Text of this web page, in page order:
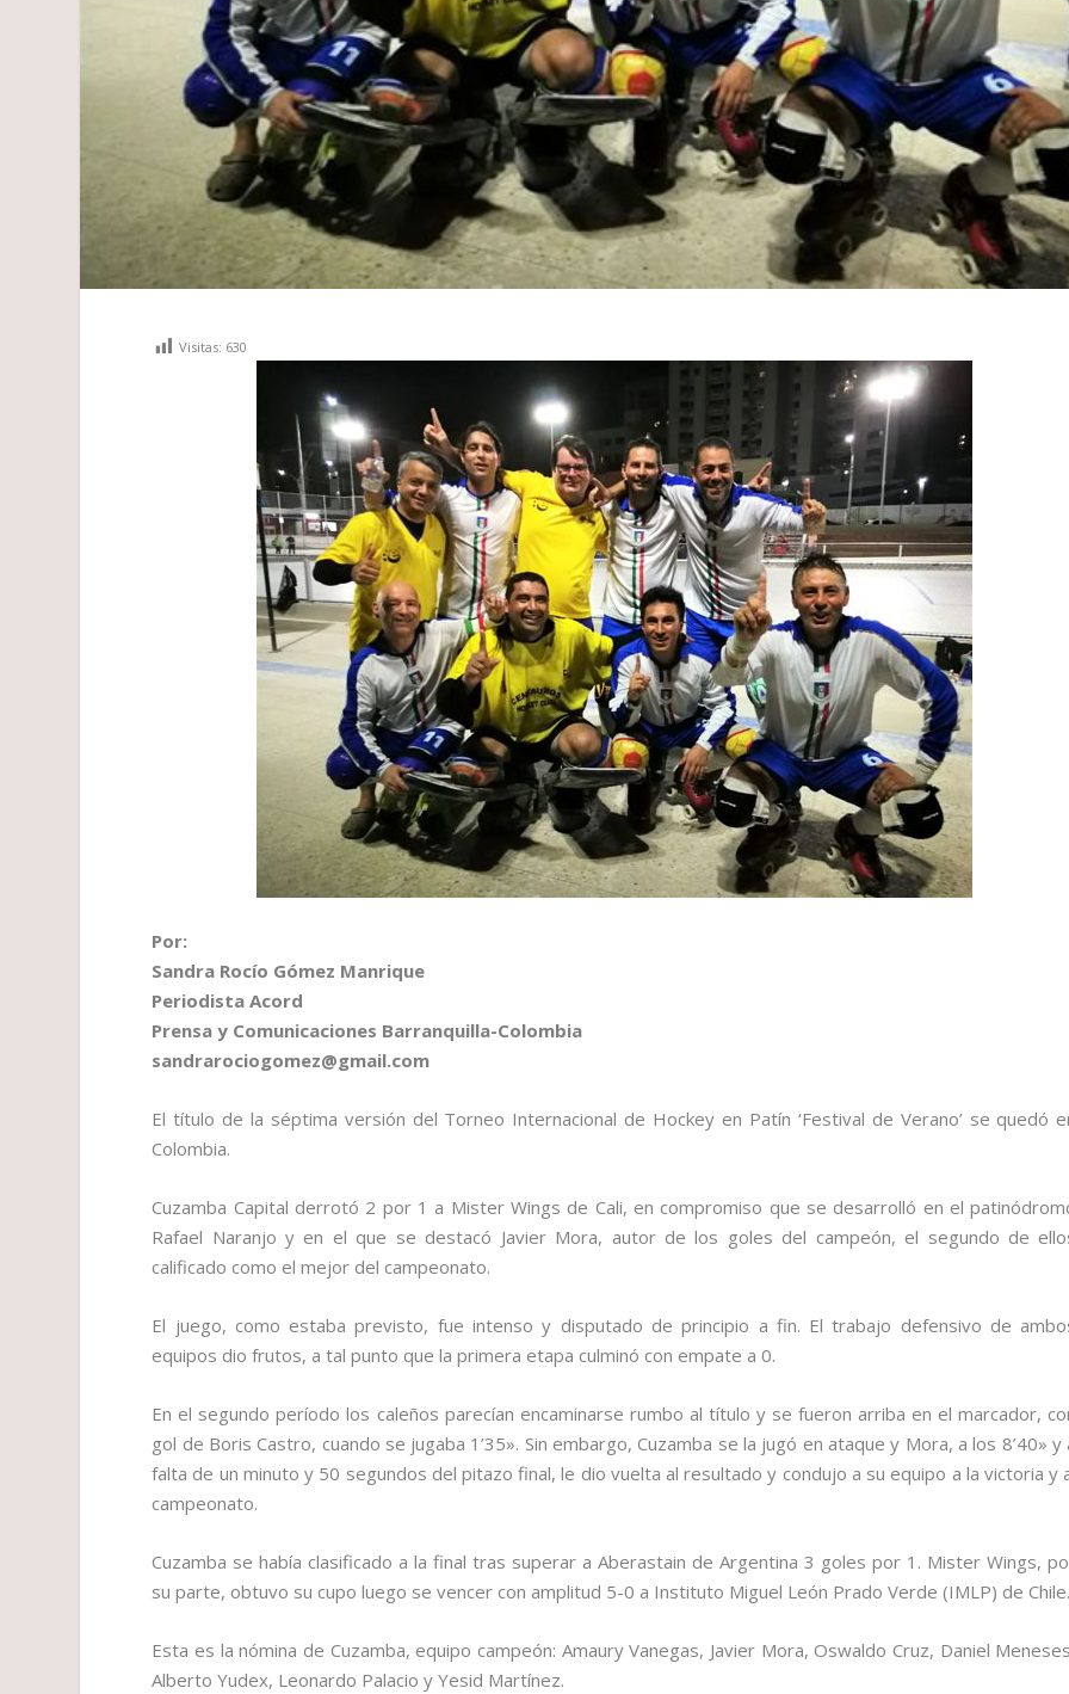
Visitas: 630
Por:
Sandra Rocío Gómez Manrique
Periodista Acord
Prensa y Comunicaciones Barranquilla-Colombia
sandrarociogomez@gmail.com
El título de la séptima versión del Torneo Internacional de Hockey en Patín ‘Festival de Verano’ se quedó
Colombia.
Cuzamba Capital derrotó 2 por 1 a Mister Wings de Cali, en compromiso que se desarrolló en el
Rafael Naranjo y en el que se destacó Javier Mora, autor de los goles del campeón, el segundo de
calificado como el mejor del campeonato.
El juego, como estaba previsto, fue intenso y disputado de principio a fin. El trabajo defensivo de
equipos dio frutos, a tal punto que la primera etapa culminó con empate a 0.
En el segundo período los caleños parecían encaminarse rumbo al título y se fueron arriba en el marcador,
gol de Boris Castro, cuando se jugaba 1’35». Sin embargo, Cuzamba se la jugó en ataque y Mora, a los 8’40» y
falta de un minuto y 50 segundos del pitazo final, le dio vuelta al resultado y condujo a su equipo a la victoria y
campeonato.
Cuzamba se había clasificado a la final tras superar a Aberastain de Argentina 3 goles por 1. Mister Wings,
su parte, obtuvo su cupo luego se vencer con amplitud 5-0 a Instituto Miguel León Prado Verde (IMLP) de Chile.
Esta es la nómina de Cuzamba, equipo campeón: Amaury Vanegas, Javier Mora, Oswaldo Cruz, Daniel
Alberto Yudex, Leonardo Palacio y Yesid Martínez.